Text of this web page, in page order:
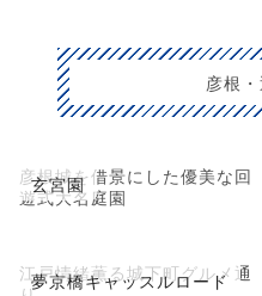
彦根
玄宮園
彦根城を借景にした優美な回
遊式大名庭園
夢京橋キャッスルロード
江戸情緒薫る城下町グルメ通